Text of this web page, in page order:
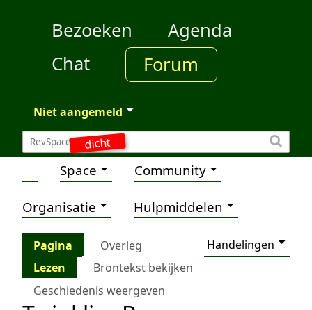
dicht
Bezoeken
Agenda
Chat
Forum
Niet aangemeld
Space Community
Organisatie Hulpmiddelen
Pagina Overleg
Handelingen
Lezen
Brontekst bekijken
Geschiedenis weergeven